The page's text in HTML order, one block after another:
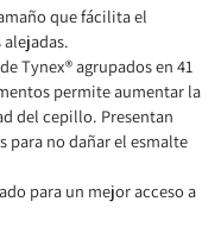
que fácilita el
Tynex® agrupados en 41
permite aumentar la
del cepillo. Presentan
para no dañar el esmalte
para un mejor acceso a